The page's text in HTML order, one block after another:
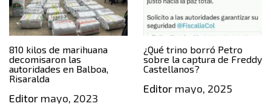
810 kilos de marihuana
decomisaron las
autoridades en Balboa,
Risaralda
Editor mayo, 2023
¿Qué trino borró Petro
sobre la captura de Freddy
Castellanos?
Editormayo, 2025